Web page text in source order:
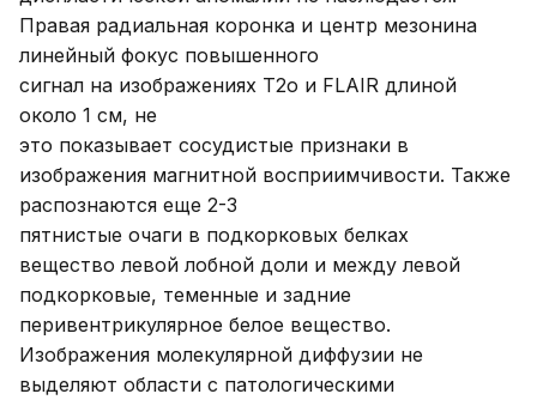
Правая радиальная коронка и центр мезонина
линейный фокус повышенного
сигнал на изображениях T2o и FLAIR длиной
около 1 см, не
это показывает сосудистые признаки в
изображения магнитной восприимчивости. Также
распознаются еще 2-3
пятнистые очаги в подкорковых белках
вещество левой лобной доли и между левой
подкорковые, теменные и задние
перивентрикулярное белое вещество.
Изображения молекулярной диффузии не
выделяют области с патологическими